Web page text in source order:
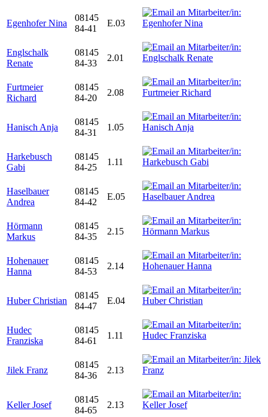
Egenhofer Nina
08145
84-41
E.03
Englschalk
Renate
08145
84-33
2.01
Furtmeier
Richard
08145
84-20
2.08
Hanisch Anja
08145
84-31
1.05
Harkebusch
Gabi
08145
84-25
1.11
Haselbauer
Andrea
08145
84-42
E.05
Hörmann
Markus
08145
84-35
2.15
Hohenauer
Hanna
08145
84-53
2.14
Huber Christian
08145
84-47
E.04
Hudec
Franziska
08145
84-61
1.11
Jilek Franz
08145
84-36
2.13
Keller Josef
08145
84-65
2.13